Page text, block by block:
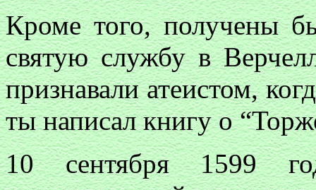
Кроме того, получены
святую службу в
признавали атеистом,
ты написал книгу о
10 сентября 1599